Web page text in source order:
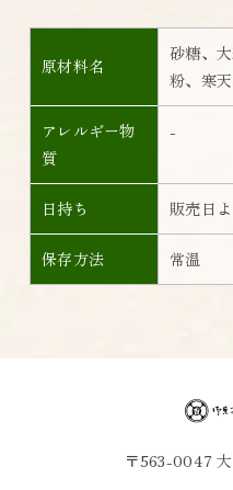
原材料名
砂糖、
粉、寒
アレルギー物
質
-
日持ち 販売日
保存方法 常温
〒563-0047